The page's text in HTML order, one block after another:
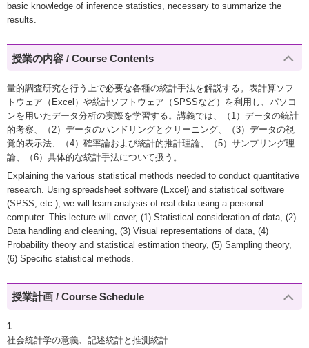
basic knowledge of inference statistics, necessary to summarize the
results.
授業の内容 / Course Contents
量的調査研究を行う上で必要な各種の統計手法を解説する。表計算ソフ
トウェア（Excel）や統計ソフトウェア（SPSSなど）を利用し、パソコ
ンを用いたデータ分析の実際を学習する。講義では、（1）データの統計
的考察、（2）データのハンドリングとクリーニング、（3）データの視
覚的表示法、（4）確率論および統計的推計理論、（5）サンプリング理
論、（6）具体的な統計手法について扱う。
Explaining the various statistical methods needed to conduct quantitative
research. Using spreadsheet software (Excel) and statistical software
(SPSS, etc.), we will learn analysis of real data using a personal
computer. This lecture will cover, (1) Statistical consideration of data, (2)
Data handling and cleaning, (3) Visual representations of data, (4)
Probability theory and statistical estimation theory, (5) Sampling theory,
(6) Specific statistical methods.
授業計画 / Course Schedule
1
社会統計学の意義、記述統計と推測統計